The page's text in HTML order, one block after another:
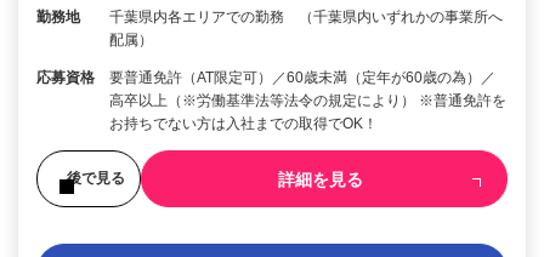
勤務地
千葉県内各エリアでの勤務 （千葉県内いずれかの事業所へ
配属）
応募資格
要普通免許（AT限定可）／60歳未満（定年が60歳の為）／
高卒以上（※労働基準法等法令の規定により） ※普通免許を
お持ちでない方は入社までの取得でOK！
後で見る 詳細を見る